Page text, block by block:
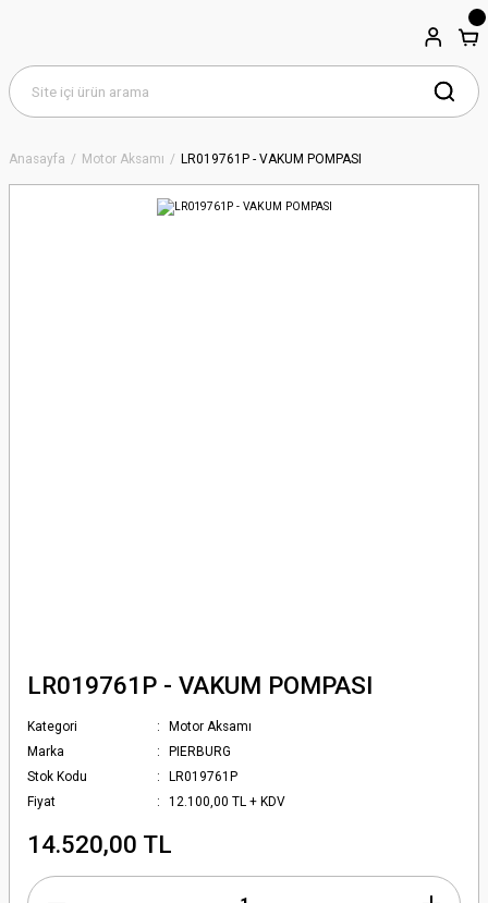
Anasayfa Motor Aksamı LR019761P - VAKUM POMPASI
LR019761P - VAKUM POMPASI
Kategori
Motor Aksamı
Marka
PIERBURG
Stok Kodu
LR019761P
Fiyat
12.100,00 TL + KDV
14.520,00 TL